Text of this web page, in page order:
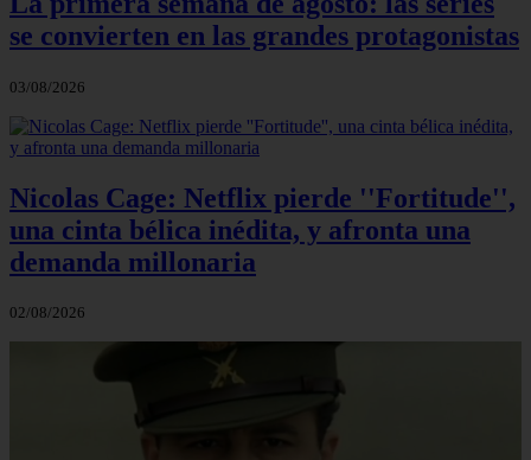
se convierten en las grandes protagonistas
03/08/2026
Nicolas Cage: Netflix pierde ''Fortitude'',
una cinta bélica inédita, y afronta una
demanda millonaria
02/08/2026